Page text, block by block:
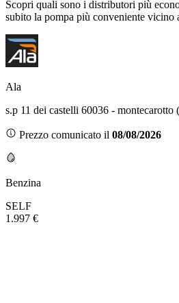
Scopri quali sono i distributori più
subito la pompa più conveniente vicino
Ala
s.p 11 dei castelli 60036 - montecarotto
Prezzo comunicato il 08/08/2026
Benzina
SELF
1.997 €